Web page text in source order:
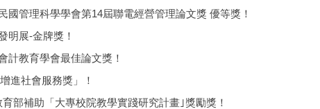
國管理科學學會第14屆聯電經營管理論文獎 優等獎！
明展-金牌獎！
計教育學會最佳論文獎！
進社會服務獎」！
部補助「大專校院教學實踐研究計畫｣獎勵獎！